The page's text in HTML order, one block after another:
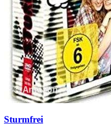
Sturmfrei